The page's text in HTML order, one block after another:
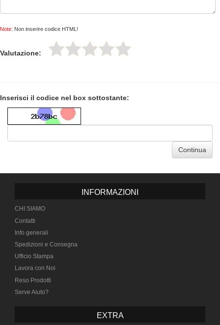
Note: Non inserire codice HTML!
Valutazione:
Inserisci il codice nel box sottostante:
Continua
INFORMAZIONI
CHI SIAMO
Contatti
Info generali
Spedizioni e Consegna
Ufficio Stampa
Lavora con Noi
Reso Prodotti
Serve Aiuto?
EXTRA